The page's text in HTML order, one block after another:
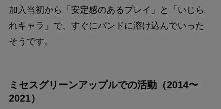
加入当初から「安定感のあるプレイ」と「いじら
れキャラ」で、すぐにバンドに溶け込んでいった
そうです。
ミセスグリーンアップルでの活動（2014〜
2021）